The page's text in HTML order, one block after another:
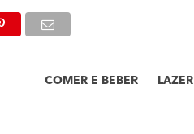
COMER E BEBER LAZER